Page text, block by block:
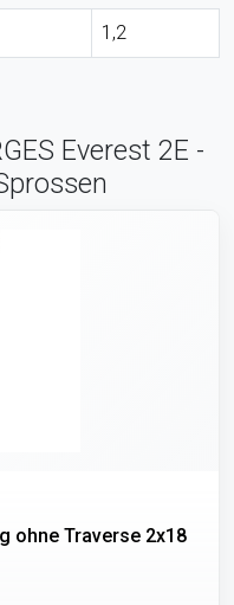
1,2
Everest 2E -
ohne Traverse 2x18